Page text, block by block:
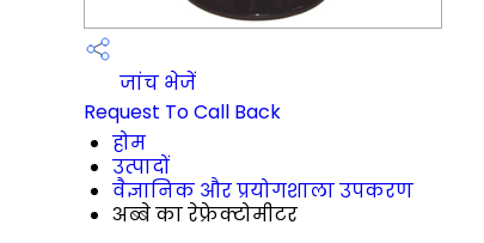
जांच भेजें
Request To Call Back
होम
उत्पादों
वैज्ञानिक और प्रयोगशाला उपकरण
अब्बे का रेफ्रेक्टोमीटर